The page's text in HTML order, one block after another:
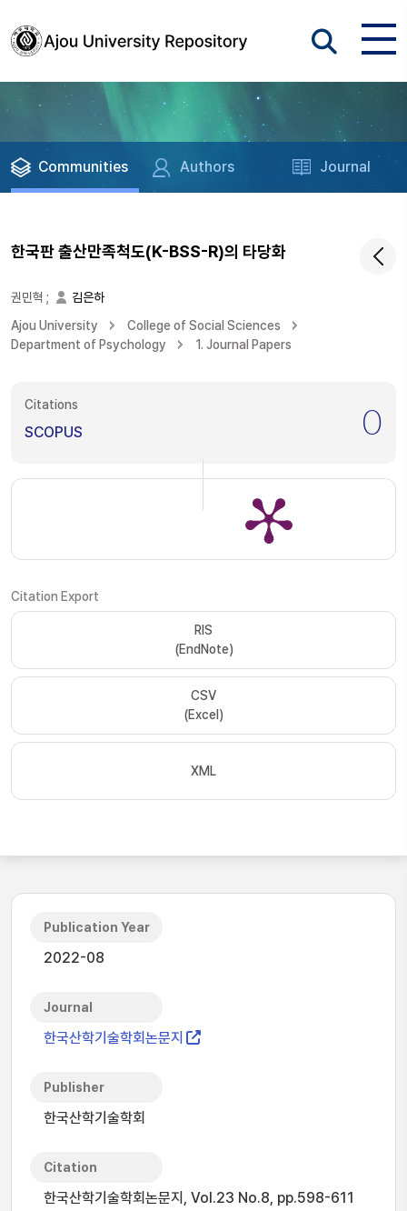
Communities Authors Journal
한국판 출산만족척도(K-BSS-R)의 타당화
권민혁 ;
김은하
Ajou University
College of Social Sciences
Department of Psychology
1. Journal Papers
Citations
SCOPUS 0
Citation Export
RIS
(EndNote)
CSV
(Excel)
XML
Publication Year
2022-08
Journal
한국산학기술학회논문지
Publisher
한국산학기술학회
Citation
한국산학기술학회논문지, Vol.23 No.8, pp.598-611